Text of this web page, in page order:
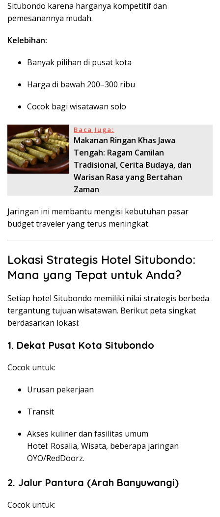
Situbondo karena harganya kompetitif dan
pemesanannya mudah.
Kelebihan:
Banyak pilihan di pusat kota
Harga di bawah 200–300 ribu
Cocok bagi wisatawan solo
Baca Juga:
Makanan Ringan Khas Jawa
Tengah: Ragam Camilan
Tradisional, Cerita Budaya, dan
Warisan Rasa yang Bertahan
Zaman
Jaringan ini membantu mengisi kebutuhan pasar
budget traveler yang terus meningkat.
Lokasi Strategis Hotel Situbondo:
Mana yang Tepat untuk Anda?
Setiap hotel Situbondo memiliki nilai strategis berbeda
tergantung tujuan wisatawan. Berikut peta singkat
berdasarkan lokasi:
1. Dekat Pusat Kota Situbondo
Cocok untuk:
Urusan pekerjaan
Transit
Akses kuliner dan fasilitas umum
Hotel: Rosalia, Wisata, beberapa jaringan
OYO/RedDoorz.
2. Jalur Pantura (Arah Banyuwangi)
Cocok untuk: